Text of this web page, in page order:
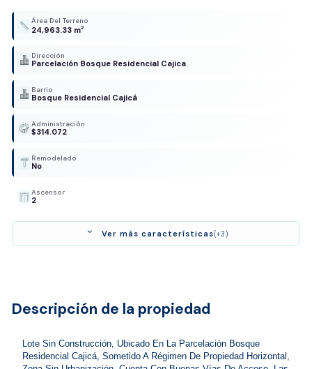
Área Del Terreno
24,963.33 m2
Dirección
Parcelación Bosque Residencial Cajica
Barrio
Bosque Residencial Cajicá
Administración
$314.072
Remodelado
No
Ascensor
2
expand_more Ver más características(+3)
Descripción de la propiedad
Lote Sin Construcción, Ubicado En La Parcelación Bosque
Residencial Cajicá, Sometido A Régimen De Propiedad Horizontal,